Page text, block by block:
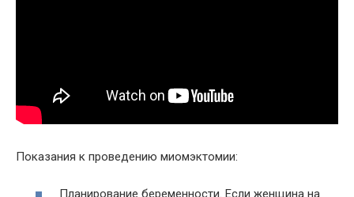
Показания к проведению миомэктомии:
Планирование беременности. Если женщина на